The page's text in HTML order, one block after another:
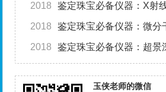
2018 鉴定珠宝必备仪器：X射
2018 鉴定珠宝必备仪器：微分
2018 鉴定珠宝必备仪器：超景
玉侠老师的微信